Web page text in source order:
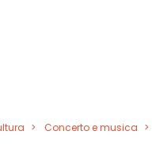
Concerto e musica